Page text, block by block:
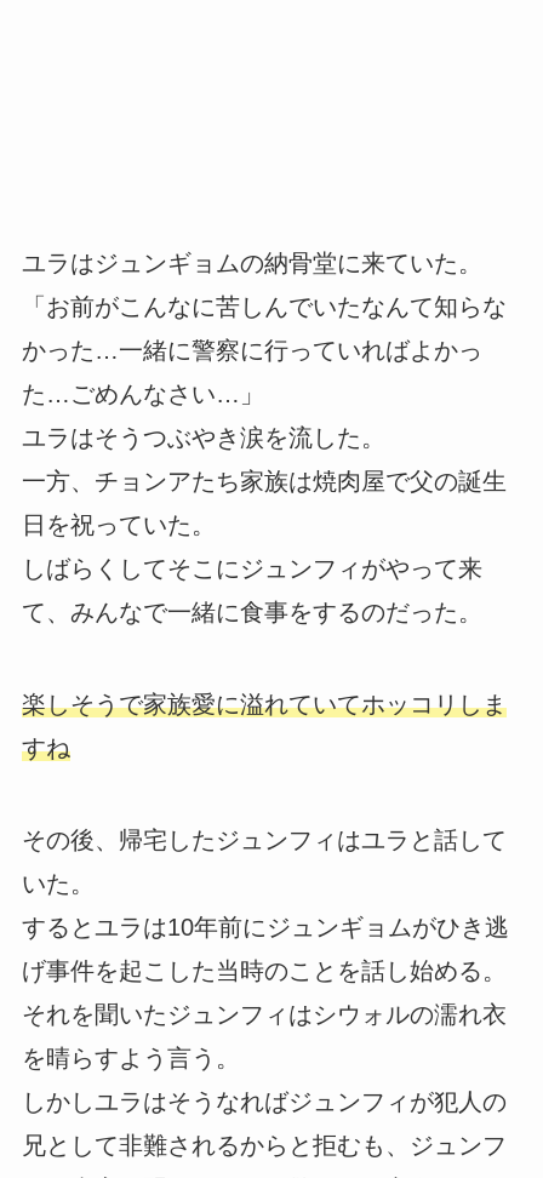
ユラはジュンギョムの納骨堂に来ていた。
「お前がこんなに苦しんでいたなんて知らな
かった…一緒に警察に行っていればよかっ
た…ごめんなさい…」
ユラはそうつぶやき涙を流した。
一方、チョンアたち家族は焼肉屋で父の誕生
日を祝っていた。
しばらくしてそこにジュンフィがやって来
て、みんなで一緒に食事をするのだった。
楽しそうで家族愛に溢れていてホッコリしま
すね
その後、帰宅したジュンフィはユラと話して
いた。
するとユラは10年前にジュンギョムがひき逃
げ事件を起こした当時のことを話し始める。
それを聞いたジュンフィはシウォルの濡れ衣
を晴らすよう言う。
しかしユラはそうなればジュンフィが犯人の
兄として非難されるからと拒むも、ジュンフ